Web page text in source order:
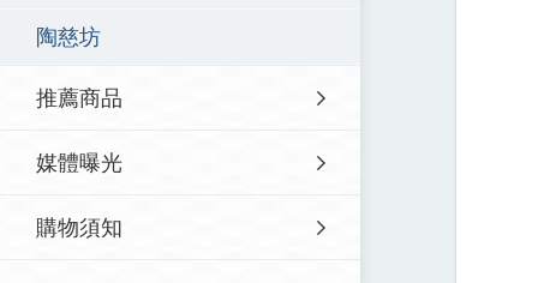
陶慈坊
推薦商品
媒體曝光
購物須知